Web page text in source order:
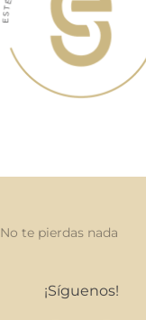
No te pierdas nada
¡Síguenos!